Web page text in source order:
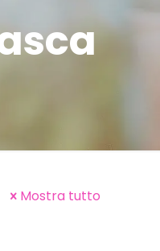
Mostra tutto